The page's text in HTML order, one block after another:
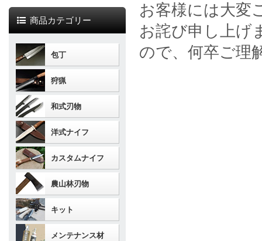
お客様には大変
お詫び申し上げ
ので、何卒ご理
商品カテゴリー
包丁
狩猟
和式刃物
洋式ナイフ
カスタムナイフ
農山林刃物
キット
メンテナンス材